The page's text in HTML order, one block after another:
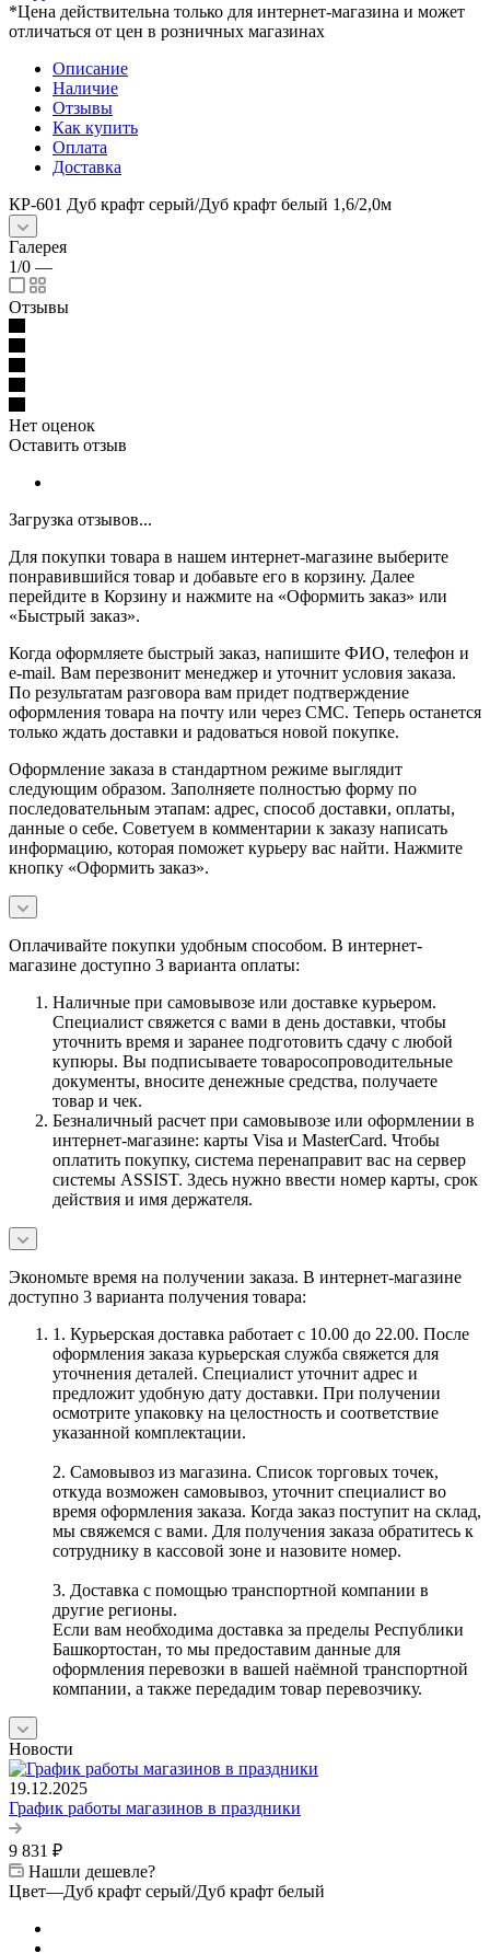
*Цена действительна только для интернет-магазина и может
отличаться от цен в розничных магазинах
Описание
Наличие
Отзывы
Как купить
Оплата
Доставка
КР-601 Дуб крафт серый/Дуб крафт белый 1,6/2,0м
Галерея
1/0 —
Отзывы
Нет оценок
Оставить отзыв
Загрузка отзывов...
Для покупки товара в нашем интернет-магазине выберите
понравившийся товар и добавьте его в корзину. Далее
перейдите в Корзину и нажмите на «Оформить заказ» или
«Быстрый заказ».
Когда оформляете быстрый заказ, напишите ФИО, телефон и
e-mail. Вам перезвонит менеджер и уточнит условия заказа.
По результатам разговора вам придет подтверждение
оформления товара на почту или через СМС. Теперь останется
только ждать доставки и радоваться новой покупке.
Оформление заказа в стандартном режиме выглядит
следующим образом. Заполняете полностью форму по
последовательным этапам: адрес, способ доставки, оплаты,
данные о себе. Советуем в комментарии к заказу написать
информацию, которая поможет курьеру вас найти. Нажмите
кнопку «Оформить заказ».
Оплачивайте покупки удобным способом. В интернет-
магазине доступно 3 варианта оплаты:
Наличные при самовывозе или доставке курьером.
Специалист свяжется с вами в день доставки, чтобы
уточнить время и заранее подготовить сдачу с любой
купюры. Вы подписываете товаросопроводительные
документы, вносите денежные средства, получаете
товар и чек.
Безналичный расчет при самовывозе или оформлении в
интернет-магазине: карты Visa и MasterCard. Чтобы
оплатить покупку, система перенаправит вас на сервер
системы ASSIST. Здесь нужно ввести номер карты, срок
действия и имя держателя.
Экономьте время на получении заказа. В интернет-магазине
доступно 3 варианта получения товара:
1. Курьерская доставка работает с 10.00 до 22.00. После
оформления заказа курьерская служба свяжется для
уточнения деталей. Специалист уточнит адрес и
предложит удобную дату доставки. При получении
осмотрите упаковку на целостность и соответствие
указанной комплектации.
2. Самовывоз из магазина. Список торговых точек,
откуда возможен самовывоз, уточнит специалист во
время оформления заказа. Когда заказ поступит на склад,
мы свяжемся с вами. Для получения заказа обратитесь к
сотруднику в кассовой зоне и назовите номер.
3. Доставка с помощью транспортной компании в
другие регионы.
Если вам необходима доставка за пределы Республики
Башкортостан, то мы предоставим данные для
оформления перевозки в вашей наёмной транспортной
компании, а также передадим товар перевозчику.
Новости
19.12.2025
График работы магазинов в праздники
9 831 ₽
Нашли дешевле?
Цвет—Дуб крафт серый/Дуб крафт белый